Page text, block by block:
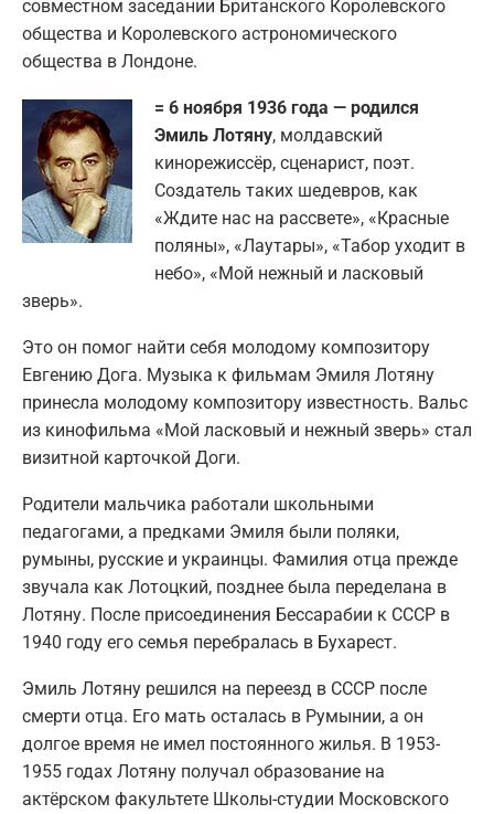
совместном заседании Британского Королевского
общества и Королевского астрономического
общества в Лондоне.
= 6 ноября 1936 года — родился
Эмиль Лотяну, молдавский
кинорежиссёр, сценарист, поэт.
Создатель таких шедевров, как
«Ждите нас на рассвете», «Красные
поляны», «Лаутары», «Табор уходит в
небо», «Мой нежный и ласковый
зверь».
Это он помог найти себя молодому композитору
Евгению Дога. Музыка к фильмам Эмиля Лотяну
принесла молодому композитору известность. Вальс
из кинофильма «Мой ласковый и нежный зверь» стал
визитной карточкой Доги.
Родители мальчика работали школьными
педагогами, а предками Эмиля были поляки,
румыны, русские и украинцы. Фамилия отца прежде
звучала как Лотоцкий, позднее была переделана в
Лотяну. После присоединения Бессарабии к СССР в
1940 году его семья перебралась в Бухарест.
Эмиль Лотяну решился на переезд в СССР после
смерти отца. Его мать осталась в Румынии, а он
долгое время не имел постоянного жилья. В 1953-
1955 годах Лотяну получал образование на
актёрском факультете Школы-студии Московского